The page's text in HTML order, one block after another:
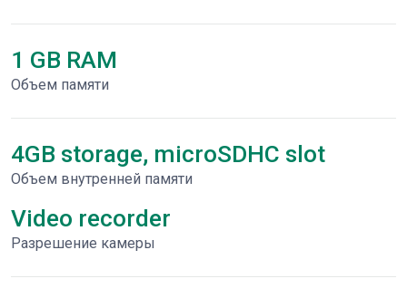
1 GB RAM
Объем памяти
4GB storage, microSDHC slot
Объем внутренней памяти
Video recorder
Разрешение камеры